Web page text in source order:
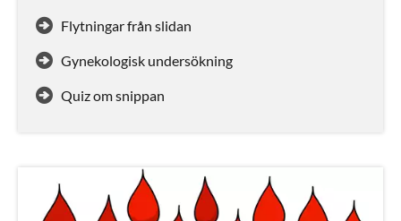
Flytningar från slidan
Gynekologisk undersökning
Quiz om snippan